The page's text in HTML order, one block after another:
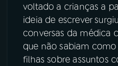
voltado a crianças a
ideia de escrever
conversas da médica
que não sabiam
filhas sobre assuntos